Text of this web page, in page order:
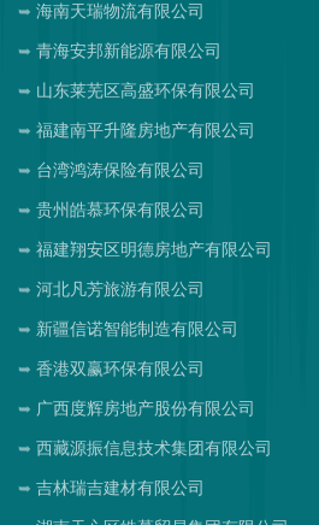
海南天瑞物流有限公司
青海安邦新能源有限公司
山东莱芜区高盛环保有限公司
福建南平升隆房地产有限公司
台湾鸿涛保险有限公司
贵州皓慕环保有限公司
福建翔安区明德房地产有限公司
河北凡芳旅游有限公司
新疆信诺智能制造有限公司
香港双赢环保有限公司
广西度辉房地产股份有限公司
西藏源振信息技术集团有限公司
吉林瑞吉建材有限公司